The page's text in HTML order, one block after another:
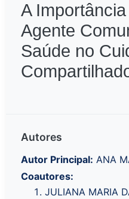
A
Agente
Saúde no
Autores
Autor Principal: ANA
Coautores:
JULIANA MARIA